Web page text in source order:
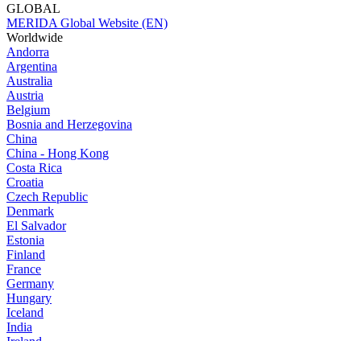
GLOBAL
MERIDA Global Website (EN)
Worldwide
Andorra
Argentina
Australia
Austria
Belgium
Bosnia and Herzegovina
China
China - Hong Kong
Costa Rica
Croatia
Czech Republic
Denmark
El Salvador
Estonia
Finland
France
Germany
Hungary
Iceland
India